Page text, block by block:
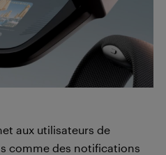
aux utilisateurs de
comme des notifications